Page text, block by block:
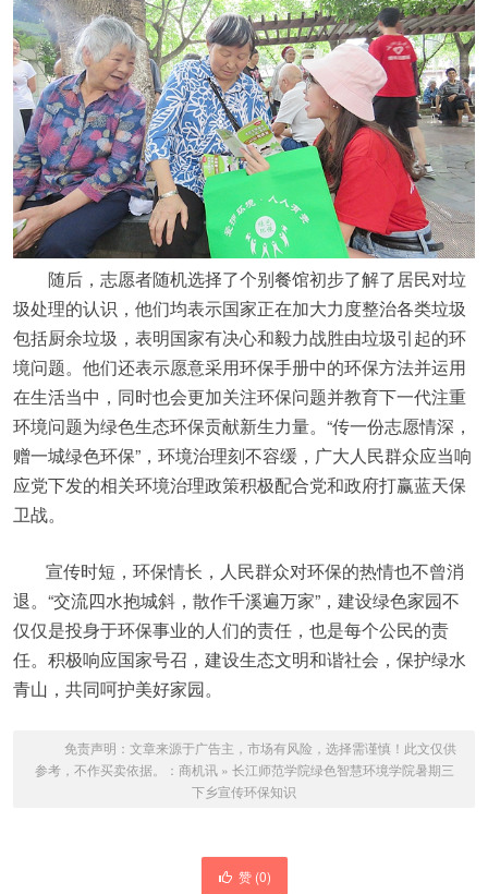
随后，志愿者随机选择了个别餐馆初步了解了居民对垃
圾处理的认识，他们均表示国家正在加大力度整治各类垃圾
包括厨余垃圾，表明国家有决心和毅力战胜由垃圾引起的环
境问题。他们还表示愿意采用环保手册中的环保方法并运用
在生活当中，同时也会更加关注环保问题并教育下一代注重
环境问题为绿色生态环保贡献新生力量。“传一份志愿情深，
赠一城绿色环保”，环境治理刻不容缓，广大人民群众应当响
应党下发的相关环境治理政策积极配合党和政府打赢蓝天保
卫战。
宣传时短，环保情长，人民群众对环保的热情也不曾消
退。“交流四水抱城斜，散作千溪遍万家”，建设绿色家园不
仅仅是投身于环保事业的人们的责任，也是每个公民的责
任。积极响应国家号召，建设生态文明和谐社会，保护绿水
青山，共同呵护美好家园。
免责声明：文章来源于广告主，市场有风险，选择需谨慎！此文仅供
参考，不作买卖依据。： 商机讯» 长江师范学院绿色智慧环境学院暑期三
下乡宣传环保知识
赞 (0)